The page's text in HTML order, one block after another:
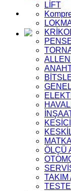
LİFT
ÖLÇÜ
TAKIM